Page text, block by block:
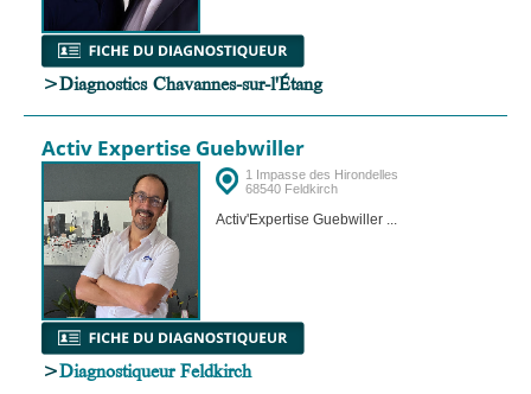
>Diagnostics Chavannes-sur-l'Étang
Activ Expertise Guebwiller
1 Impasse des Hirondelles
68540 Feldkirch
Activ'Expertise Guebwiller ...
>Diagnostiqueur Feldkirch